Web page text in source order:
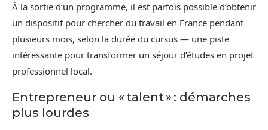
À la sortie d’un programme, il est parfois possible d’obtenir
un dispositif pour chercher du travail en France pendant
plusieurs mois, selon la durée du cursus — une piste
intéressante pour transformer un séjour d’études en projet
professionnel local.
Entrepreneur ou « talent » : démarches
plus lourdes